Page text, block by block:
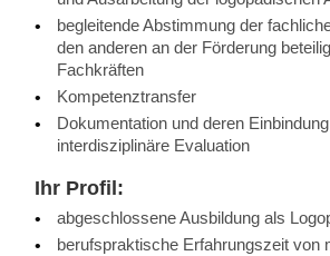
begleitende Abstimmung der
den anderen an der Förderung
Fachkräften
Kompetenztransfer
Dokumentation und deren
interdisziplinäre Evaluation
Ihr Profil:
abgeschlossene Ausbildung als
berufspraktische Erfahrungszeit von